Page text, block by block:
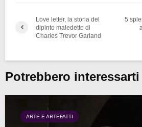
Love letter, la storia del
dipinto maledetto di
Charles Trevor Garland
5
Potrebbero interessarti
ARTE E ARTEFATTI